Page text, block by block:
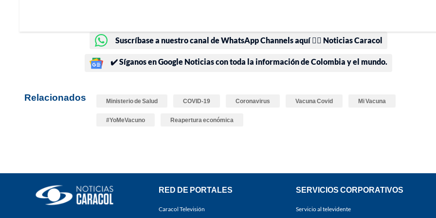
Suscríbase a nuestro canal de WhatsApp Channels aquí 👉🏻 Noticias Caracol
✔️ Síganos en Google Noticias con toda la información de Colombia y el mundo.
Relacionados Ministerio de Salud COVID-19 Coronavirus Vacuna Covid Mi Vacuna
#YoMeVacuno Reapertura económica
RED DE PORTALES
Caracol Televisión
SERVICIOS CORPORATIVOS
Servicio al televidente